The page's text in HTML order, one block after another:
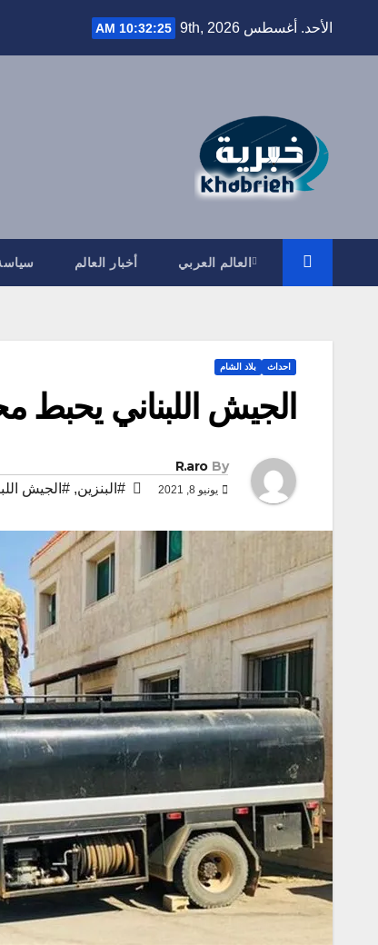
الأحد. أغسطس 9th, 2026 10:32:26 AM
العالم العربي أخبار العالم
احداث بلاد الشام
الجيش اللبناني يحبط
By
R.aro
يونيو 8, 2021 #البنزين, #الجيش